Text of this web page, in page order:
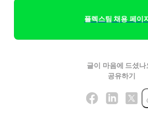
플렉스팀 채용 페이
글이 마음에 드셨나
공유하기